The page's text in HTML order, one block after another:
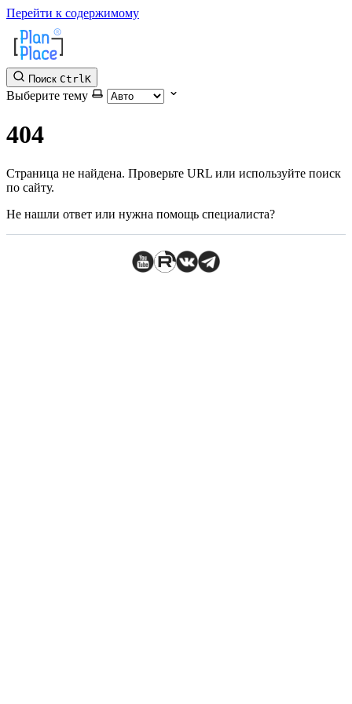
Перейти к содержимому
Поиск Ctrl K
Выберите тему
404
Страница не найдена. Проверьте URL или используйте поиск
по сайту.
Не нашли ответ или нужна помощь специалиста?